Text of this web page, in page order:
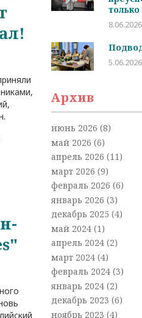
8.06.2026
5.06.2026
Архив
июнь 2026 (8)
май 2026 (6)
апрель 2026 (11)
март 2026 (9)
февраль 2026 (6)
январь 2026 (3)
декабрь 2025 (4)
май 2024 (1)
апрель 2024 (2)
март 2024 (4)
февраль 2024 (3)
январь 2024 (2)
декабрь 2023 (6)
ноябрь 2023 (4)